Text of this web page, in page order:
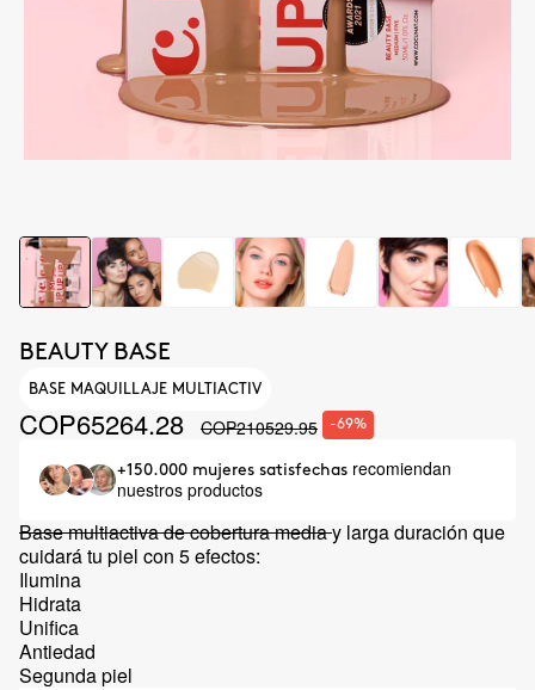
BEAUTY BASE
BASE MAQUILLAJE MULTIACTIV
COP65264.28 COP210529.95 -69%
+150.000 mujeres satisfechas recomiendan
nuestros productos
Base multiactiva de cobertura mediay larga duración que
cuidará tu piel con 5 efectos:
Ilumina
Hidrata
Unifica
Antiedad
Segunda piel